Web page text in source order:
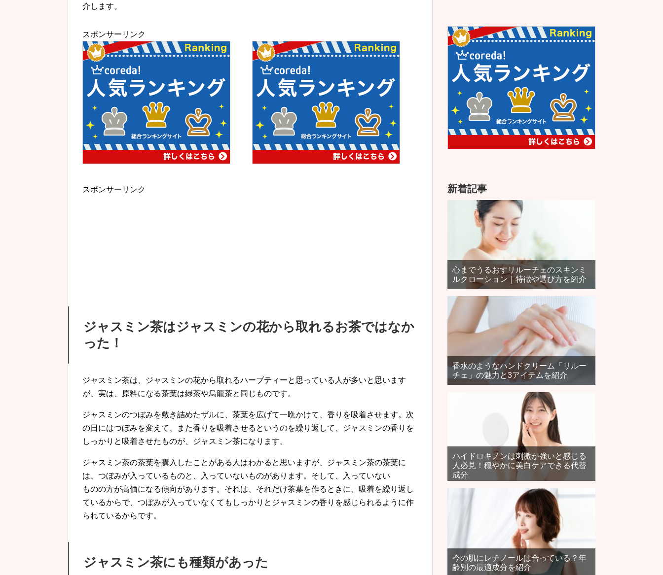
介します。
スポンサーリンク
スポンサーリンク
ジャスミン茶はジャスミンの花から取れるお茶ではなか
った！
ジャスミン茶は、ジャスミンの花から取れるハーブティーと思っている人が多いと思います
が、実は、原料になる茶葉は緑茶や烏龍茶と同じものです。
ジャスミンのつぼみを敷き詰めたザルに、茶葉を広げて一晩かけて、香りを吸着させます。次
の日にはつぼみを変えて、また香りを吸着させるというのを繰り返して、ジャスミンの香りを
しっかりと吸着させたものが、ジャスミン茶になります。
ジャスミン茶の茶葉を購入したことがある人はわかると思いますが、ジャスミン茶の茶葉に
は、つぼみが入っているものと、入っていないものがあります。そして、入っていない
ものの方が高価になる傾向があります。それは、それだけ茶葉を作るときに、吸着を繰り返し
ているからで、つぼみが入っていなくてもしっかりとジャスミンの香りを感じられるように作
られているからです。
ジャスミン茶にも種類があった
新着記事
心までうるおすリルーチェのスキンミ
ルクローション｜特徴や選び方を紹介
香水のようなハンドクリーム「リルー
チェ」の魅力と3アイテムを紹介
ハイドロキノンは刺激が強いと感じる
人必見！穏やかに美白ケアできる代替
成分
今の肌にレチノールは合っている？年
齢別の最適成分を紹介